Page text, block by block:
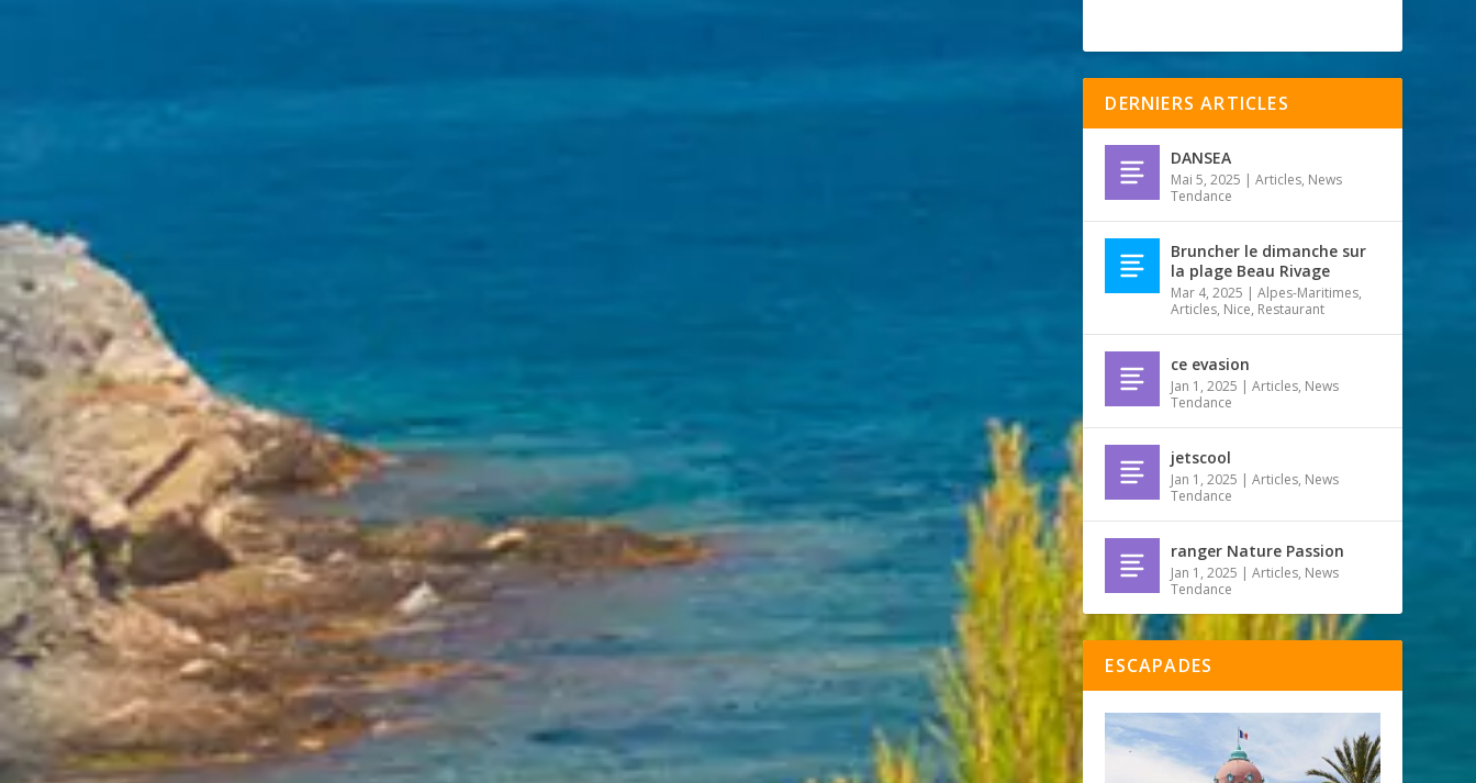
DERNIERS ARTICLES
DANSEA
Mai 5, 2025 |Articles, News
Tendance
Bruncher le dimanche sur
la plage Beau Rivage
Mar 4, 2025 |Alpes-Maritimes,
Articles, Nice, Restaurant
ce evasion
Jan 1, 2025 |Articles, News
Tendance
jetscool
Jan 1, 2025 |Articles, News
Tendance
ranger Nature Passion
Jan 1, 2025 |Articles, News
Tendance
ESCAPADES